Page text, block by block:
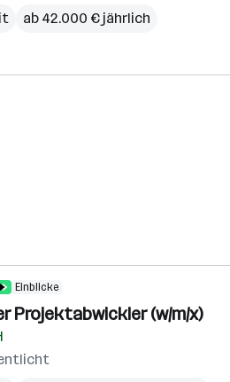
ab 42.000 € jährlich
Einblicke
Projektabwickler (w/m/x)